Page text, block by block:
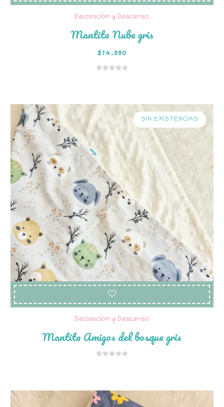
Decoración y Descanso
Mantita Nube gris
$14.990
SIN EXISTENCIAS
Decoración y Descanso
Mantita Amigos del bosque gris